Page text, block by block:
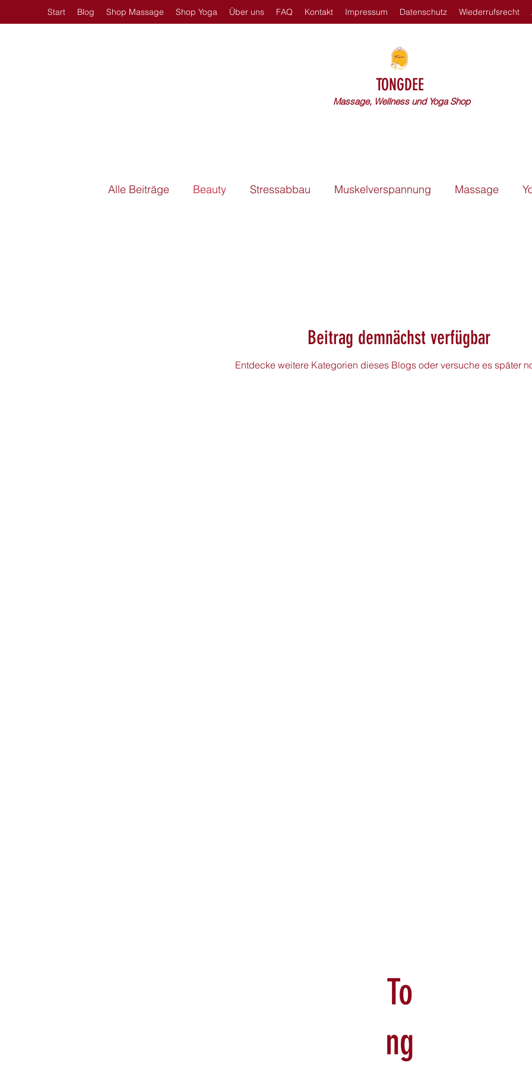
Start Blog Shop Massage Shop Yoga Über uns FAQ Kontakt Impressum Datenschutz Wiederrufsrecht
TONGDEE
Massage, Wellness und Yoga Shop
Alle Beiträge Beauty Stressabbau Muskelverspannung Massage
Beitrag demnächst verfügbar
Entdecke weitere Kategorien dieses Blogs oder versuche es später
To
ng